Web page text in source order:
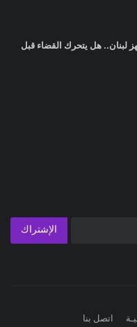
لبنان.. هل يتحرك القضاء قبل
الإشتراك
اتصل بنا